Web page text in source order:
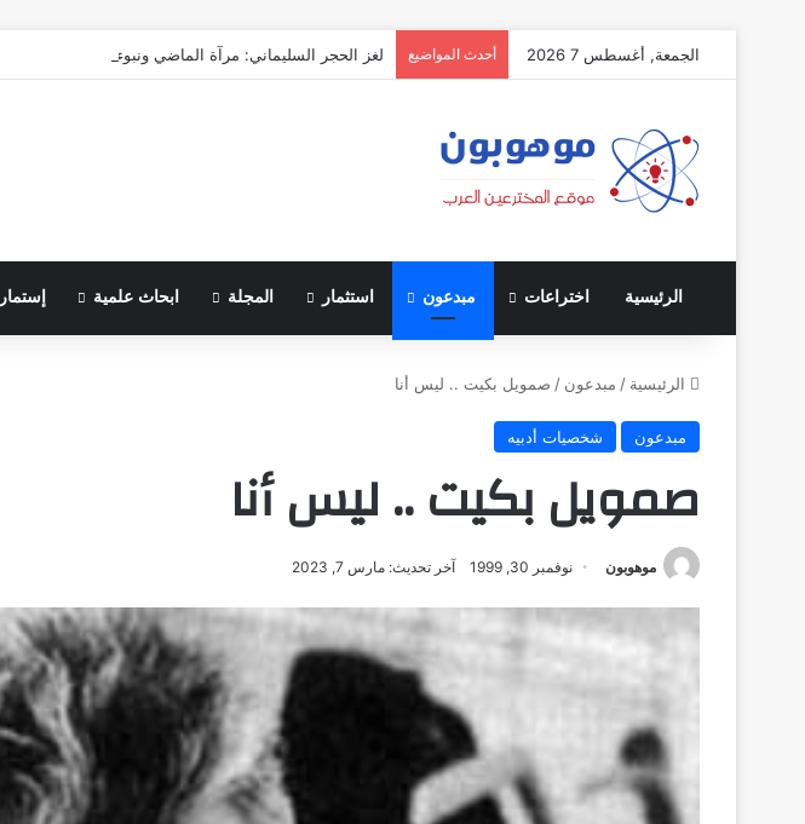
الجمعة, أغسطس 7 2026 أحدث المواضيع لغز الحجر السليماني: مرآة الماضي ونبوءة الزوال
الرئيسية اختراعات مبدعون استثمار المجلة ابحاث علمية
الرئيسية / مبدعون / صمويل بكيت .. ليس أنا
مبدعون شخصيات أدبيه
صمويل بكيت .. ليس أنا
موهوبون نوفمبر 30, 1999 آخر تحديث: مارس 7, 2023